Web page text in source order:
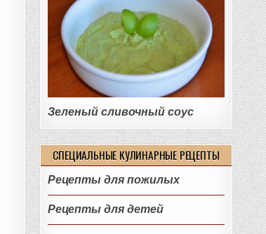
Зеленый сливочный соус
СПЕЦИАЛЬНЫЕ КУЛИНАРНЫЕ РЕЦЕПТЫ
Рецепты для пожилых
Рецепты для детей